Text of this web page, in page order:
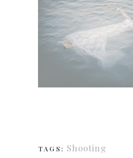
TAGS: Shooting